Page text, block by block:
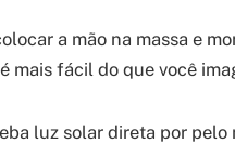
a mão na massa e
mais fácil do que você
luz solar direta por pelo